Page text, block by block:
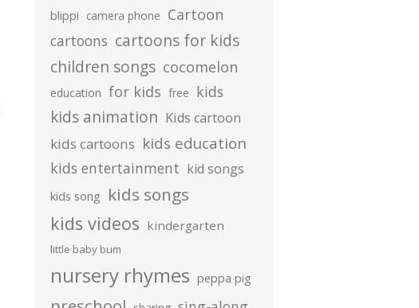
blippi camera phone Cartoon
cartoons cartoons for kids
children songs cocomelon
education for kids free kids
kids animation Kids cartoon
kids cartoons kids education
kids entertainment kid songs
kids song kids songs
kids videos kindergarten
little baby bum
nursery rhymes peppa pig